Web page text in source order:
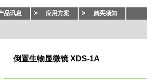
品讯息 应用方案 购买须知
倒置生物显微镜 XDS-1A